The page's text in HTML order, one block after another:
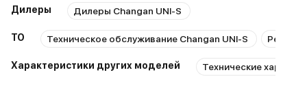
Дилеры Дилеры Changan UNI-S
ТО Техническое обслуживание Changan UNI-S Ремонт
Характеристики других моделей Технические